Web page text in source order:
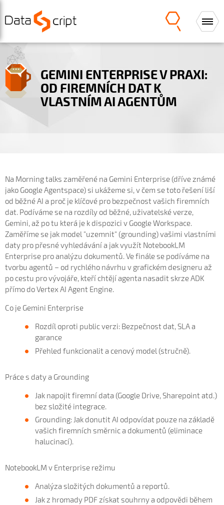
GEMINI ENTERPRISE V PRAXI:
OD FIREMNÍCH DAT K
VLASTNÍM AI AGENTŮM
Na Morning talks zaměřené na Gemini Enterprise (dříve známé
jako Google Agentspace) si ukážeme si, v čem se toto řešení liší
od běžné AI a proč je klíčové pro bezpečnost vašich firemních
dat. Podíváme se na rozdíly od běžné, uživatelské verze,
Gemini, až po tu která je k dispozici v Google Workspace.
Zaměříme se jak model "uzemnit" (grounding) vašimi vlastními
daty pro přesné vyhledávání a jak využít NotebookLM
Enterprise pro analýzu dokumentů. Ve finále se podíváme na
tvorbu agentů – od rychlého návrhu v grafickém designeru až
po cestu pro vývojáře, kteří chtějí agenta nasadit skrze ADK
přímo do Vertex AI Agent Engine.
Co je Gemini Enterprise
Rozdíl oproti public verzi: Bezpečnost dat, SLA a
garance
Přehled funkcionalit a cenový model (stručně).
Práce s daty a Grounding
Jak napojit firemní data (Google Drive, Sharepoint atd.)
bez složité integrace.
Grounding: Jak donutit AI odpovídat pouze na základě
vašich firemních směrnic a dokumentů (eliminace
halucinací).
NotebookLM v Enterprise režimu
Analýza složitých dokumentů a reportů.
Jak z hromady PDF získat souhrny a odpovědi během